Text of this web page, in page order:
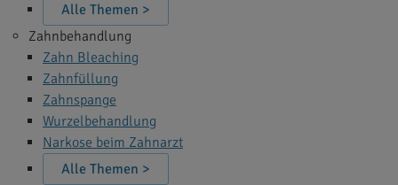
Alle Themen >
Zahnbehandlung
Zahn Bleaching
Zahnfüllung
Zahnspange
Wurzelbehandlung
Narkose beim Zahnarzt
Alle Themen >